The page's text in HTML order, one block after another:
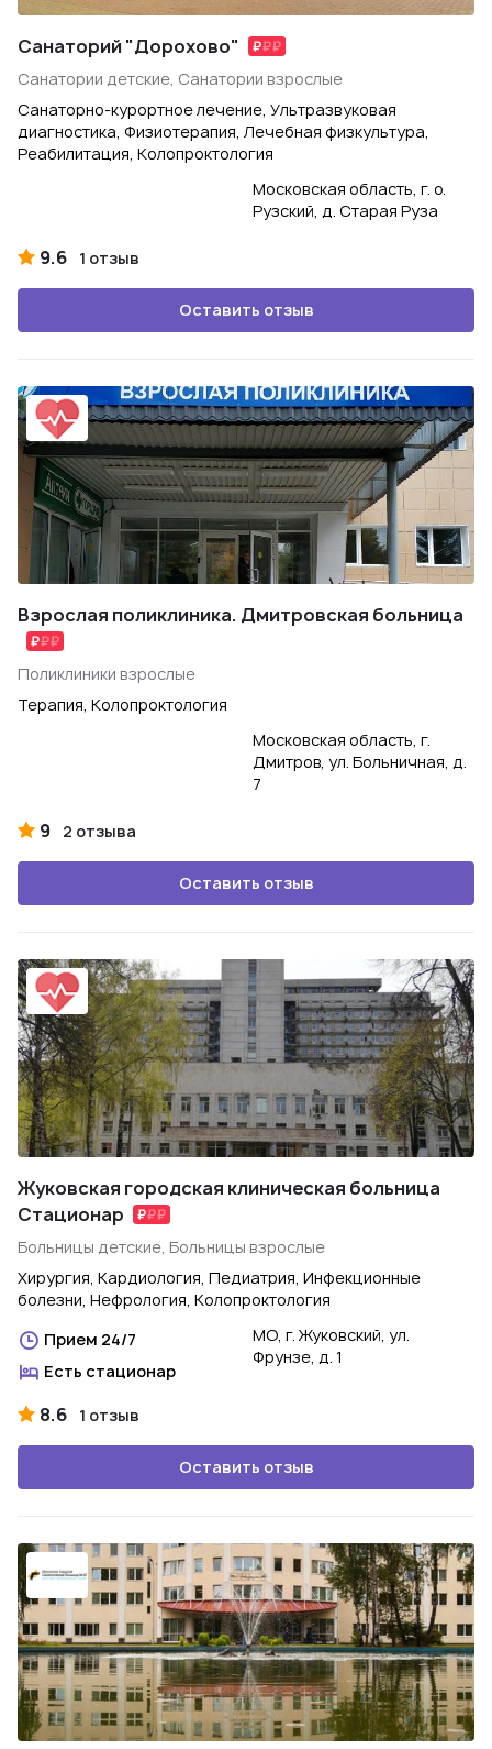
Санаторий "Дорохово"
Санатории детские, Санатории взрослые
Санаторно-курортное лечение, Ультразвуковая
диагностика, Физиотерапия, Лечебная физкультура,
Реабилитация, Колопроктология
Московская область, г. о.
Рузский, д. Старая Руза
9.6 1 отзыв
Оставить отзыв
Взрослая поликлиника. Дмитровская больница
Поликлиники взрослые
Терапия, Колопроктология
Московская область, г.
Дмитров, ул. Больничная, д.
7
9 2 отзыва
Оставить отзыв
Жуковская городская клиническая больница
Стационар
Больницы детские, Больницы взрослые
Хирургия, Кардиология, Педиатрия, Инфекционные
болезни, Нефрология, Колопроктология
Прием 24/7
Есть стационар
МО, г. Жуковский, ул.
Фрунзе, д. 1
8.6 1 отзыв
Оставить отзыв